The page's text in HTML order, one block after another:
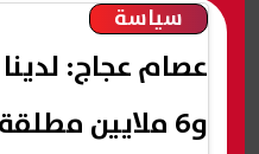
سياسة
و6 ملايين مطلقة و4 أرملة|فيديو